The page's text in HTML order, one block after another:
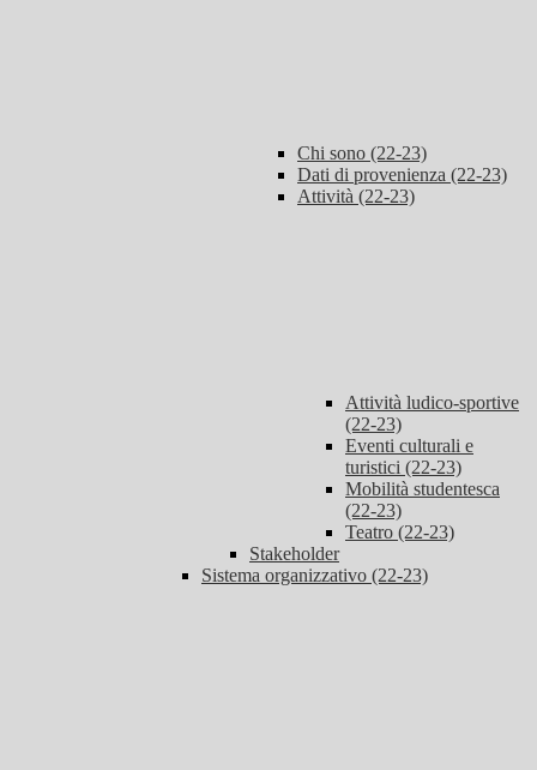
Chi sono (22-23)
Dati di provenienza (22-23)
Attività (22-23)
Attività ludico-sportive
(22-23)
Eventi culturali e
turistici (22-23)
Mobilità studentesca
(22-23)
Teatro (22-23)
Stakeholder
Sistema organizzativo (22-23)